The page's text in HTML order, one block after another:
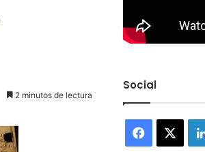
2 minutos de lectura
Social
Facebook